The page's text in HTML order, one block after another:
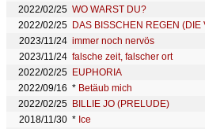
2022/02/25 WO WARST DU?
2022/02/25
2023/11/24 immer noch nervös
2023/11/24 falsche zeit, falscher ort
2022/02/25 EUPHORIA
2022/09/16 * Betäub mich
2022/02/25 BILLIE JO (PRELUDE)
2018/11/30 * Ice